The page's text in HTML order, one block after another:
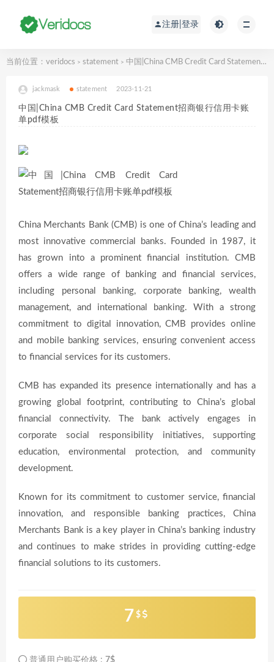
注册|登录
当前位置： veridocs > statement > 中国|China CMB Credit Card Statement招商银行信用卡账单pdf模板
jackmask statement 2023-11-21
中国|China CMB Credit Card Statement招商银行信用卡账
单pdf模板
China Merchants Bank (CMB) is one of China’s leading and
most innovative commercial banks. Founded in 1987, it
has grown into a prominent financial institution. CMB
offers a wide range of banking and financial services,
including personal banking, corporate banking, wealth
management, and international banking. With a strong
commitment to digital innovation, CMB provides online
and mobile banking services, ensuring convenient access
to financial services for its customers.
CMB has expanded its presence internationally and has a
growing global footprint, contributing to China’s global
financial connectivity. The bank actively engages in
corporate social responsibility initiatives, supporting
education, environmental protection, and community
development.
Known for its commitment to customer service, financial
innovation, and responsible banking practices, China
Merchants Bank is a key player in China’s banking industry
and continues to make strides in providing cutting-edge
financial solutions to its customers.
7 $
普通用户购买价格 : 7$